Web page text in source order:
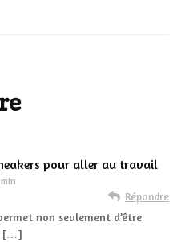
pour aller au travail
Répondre
non seulement d’être
[…]